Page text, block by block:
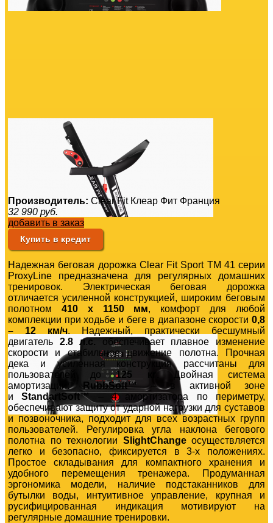
Производитель: Clear Fit Клеар Фит Франция
32 990 руб.
добавить в заказ
Купить в кредит
Надежная беговая дорожка Clear Fit Sport TM 41 серии
ProxyLine предназначена для регулярных домашних
тренировок. Электрическая беговая дорожка
отличается усиленной конструкцией, широким беговым
полотном
410 х 1150 мм, комфорт для любой
комплекции при ходьбе и беге в диапазоне скорости 0,8
– 12 км/ч. Надежный, практически бесшумный
двигатель
2.8 л.с.
обеспечивает плавное изменение
скорости и стабильное движение полотна. Прочная
дека и усиленная конструкция рассчитаны для
пользователей до
125 кг
. Двойная система
амортизации:
RubbSoft™
– в активной зоне
и
StandartSoft™
– 4 амортизатора по периметру,
обеспечивают защиту от ударной нагрузки для суставов
и позвоночника, подходит для всех возрастных групп
пользователей. Регулировка угла наклона бегового
полотна по технологии SlightChange осуществляется
легко и безопасно, фиксируется в 3-х положениях.
Простое складывания для компактного хранения и
удобного перемещения тренажера. Продуманная
эргономика модели, наличие подстаканников для
бутылки воды, интуитивное управление, крупная и
русифицированная индикация мотивируют на
регулярные домашние тренировки.